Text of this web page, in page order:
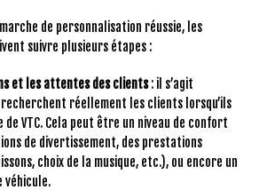
de personnalisation réussie, les
suivre plusieurs étapes :
et les attentes des clients: il s’agit
recherchent réellement les clients lorsqu’ils
VTC. Cela peut être un niveau de confort
de divertissement, des prestations
choix de la musique, etc.), ou encore un
véhicule.